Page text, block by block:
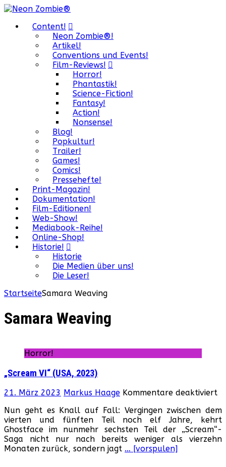
Content!
Neon Zombie®!
Artikel!
Conventions und Events!
Film-Reviews!
Horror!
Phantastik!
Science-Fiction!
Fantasy!
Action!
Nonsense!
Blog!
Popkultur!
Trailer!
Games!
Comics!
Pressehefte!
Print-Magazin!
Dokumentation!
Film-Editionen!
Web-Show!
Mediabook-Reihe!
Online-Shop!
Historie!
Historie
Die Medien über uns!
Die Leser!
StartseiteSamara Weaving
Samara Weaving
Horror!
„Scream VI“ (USA, 2023)
21. März 2023 Markus Haage Kommentare deaktiviert
Nun geht es Knall auf Fall: Vergingen zwischen dem
vierten und fünften Teil noch elf Jahre, kehrt
Ghostface im nunmehr sechsten Teil der „Scream“-
Saga nicht nur nach bereits weniger als vierzehn
Monaten zurück, sondern jagt … [vorspulen]